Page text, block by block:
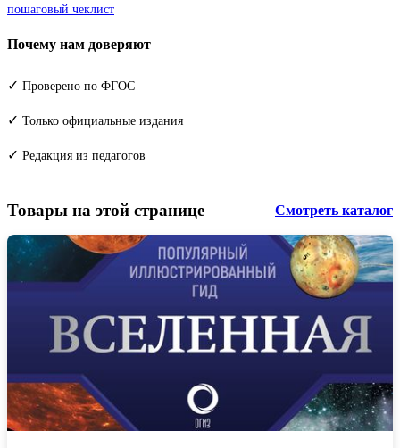
пошаговый чеклист
Почему нам доверяют
✓ Проверено по ФГОС
✓ Только официальные издания
✓ Редакция из педагогов
Товары на этой странице Смотреть каталог